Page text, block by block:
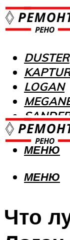
DUSTER
LOGAN
МЕНЮ
МЕНЮ
Что